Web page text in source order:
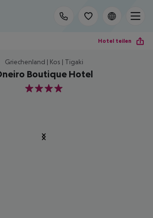
Hotel teilen
Griechenland | Kos | Tigaki
Boutique Hotel
4